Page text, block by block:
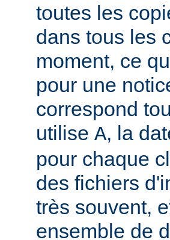
toutes les
dans tous les
moment, ce
pour une
correspond
utilise A, la
pour chaque
des fichiers
très souvent,
ensemble de